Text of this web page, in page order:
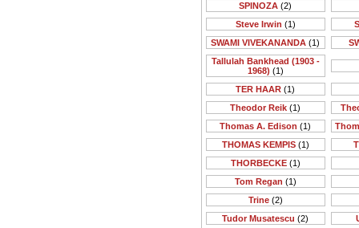
SPINOZA (2)
Steve Irwin (1)
SWAMI VIVEKANANDA (1)
Tallulah Bankhead (1903 -
1968) (1)
TER HAAR (1)
Theodor Reik (1)
Thomas A. Edison (1)
THOMAS KEMPIS(1)
THORBECKE(1)
Tom Regan (1)
Trine(2)
Tudor Musatescu (2)